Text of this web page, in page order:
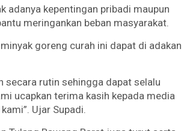
adanya kepentingan pribadi maupun
meringankan beban masyarakat.
goreng curah ini dapat di adakan
secara rutin sehingga dapat selalu
ucapkan terima kasih kepada media
Ujar Supadi.